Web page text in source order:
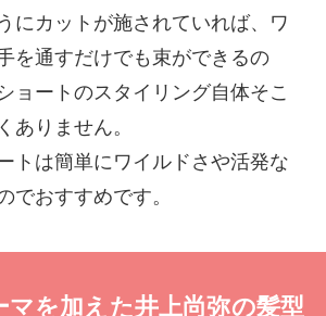
にカットが施されていれば、ワ
を通すだけでも束ができるの
ョートのスタイリング自体そこ
ありません。
トは簡単にワイルドさや活発な
でおすすめです。
マを加えた井上尚弥の髪型